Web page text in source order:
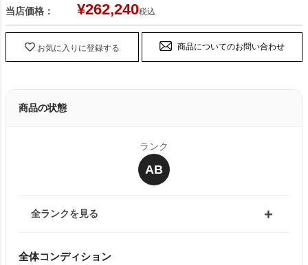
当店価格： ¥262,240税込
お気に入りに登録する 商品についてのお問い合わせ
商品の状態
ランク
AB
全ランクを見る
全体コンディション